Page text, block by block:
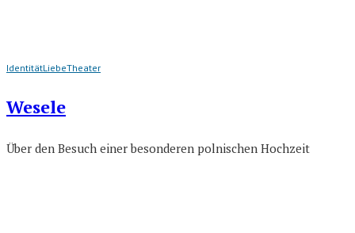
IdentitätLiebeTheater
Wesele
Über den Besuch einer besonderen polnischen Hochzeit